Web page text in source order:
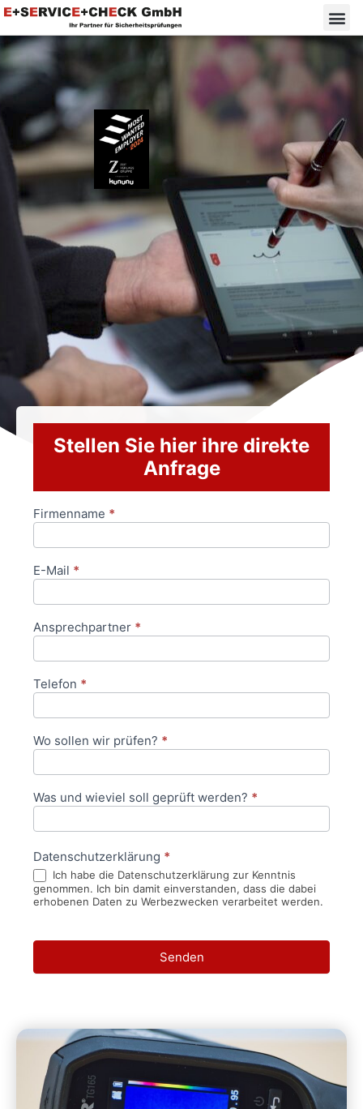
Stellen Sie hier ihre direkte
Anfrage
Anfrageformular
Firmenname *
E-Mail *
Ansprechpartner *
Telefon *
Wo sollen wir prüfen? *
Was und wieviel soll geprüft werden? *
Datenschutzerklärung *
Ich habe die Datenschutzerklärung zur Kenntnis
genommen. Ich bin damit einverstanden, dass die dabei
erhobenen Daten zu Werbezwecken verarbeitet werden.
Senden